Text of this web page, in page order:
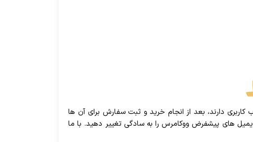
دارند، بعد از انجام خرید و ثبت سفارش برای آن ها
های پیشفرض ووکامرس را به سادگی تغییر دهید. با ما